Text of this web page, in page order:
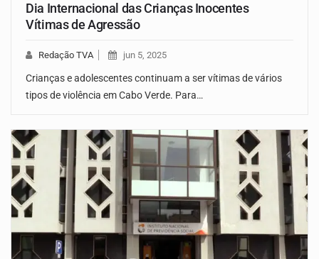
Dia Internacional das Crianças Inocentes
Vítimas de Agressão
Redação TVA jun 5, 2025
Crianças e adolescentes continuam a ser vítimas de vários
tipos de violência em Cabo Verde. Para…